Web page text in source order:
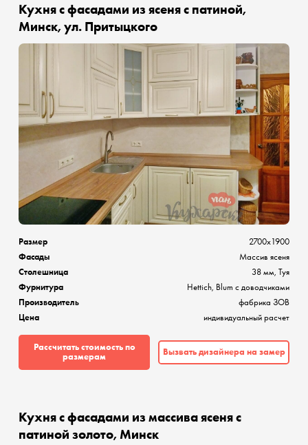
Кухня с фасадами из ясеня с патиной,
Минск, ул. Притыцкого
Размер
2700x1900
Фасады
Массив ясеня
Столешница
38 мм, Туя
Фурнитура
Hettich, Blum с доводчиками
Производитель
фабрика ЗОВ
Цена
индивидуальный расчет
Рассчитать стоимость по
размерам
Вызвать дизайнера на замер
Кухня с фасадами из массива ясеня с
патиной золото, Минск